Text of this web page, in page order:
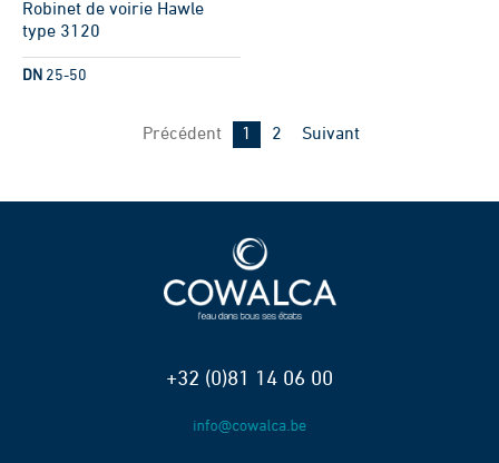
Robinet de voirie Hawle
type 3120
DN 25-50
Précédent Page
1 Page
2 Suivant
+32 (0)81 14 06 00